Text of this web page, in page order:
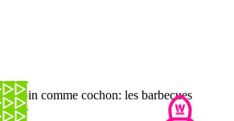
Copin comme cochon: les barbecues